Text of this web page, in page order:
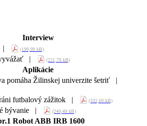
Interview
|
(199,99 kB)
vyvážať | (221,79 kB)
Aplikácie
pomáha Žilinskej univerzite šetriť |
futbalový zážitok | (332,69 kB)
bývanie | (249,49 kB)
Robot ABB IRB 1600